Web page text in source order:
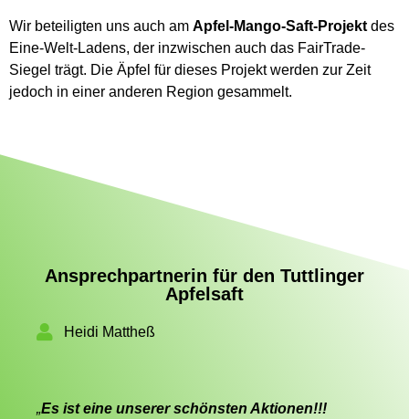
Wir beteiligten uns auch am Apfel-Mango-Saft-Projekt des
Eine-Welt-Ladens, der inzwischen auch das FairTrade-
Siegel trägt. Die Äpfel für dieses Projekt werden zur Zeit
jedoch in einer anderen Region gesammelt.
Ansprechpartnerin für den Tuttlinger
Apfelsaft
Heidi Mattheß
„Es ist eine unserer schönsten Aktionen!!!